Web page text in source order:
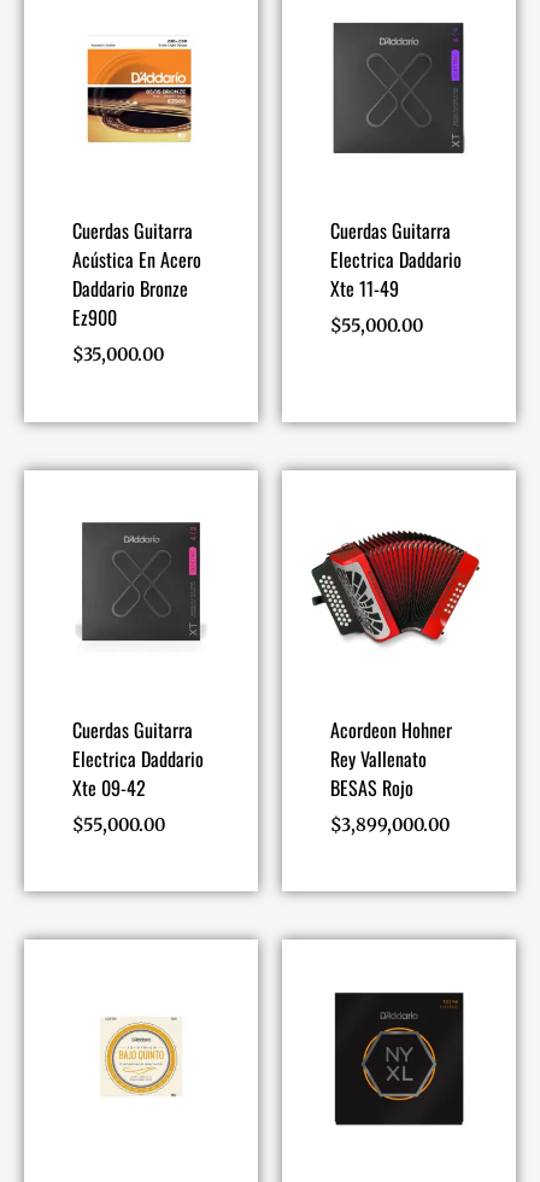
Cuerdas Guitarra
Acústica En Acero
Daddario Bronze
Ez900
$35,000.00
Cuerdas Guitarra
Electrica Daddario
Xte 11-49
$55,000.00
Cuerdas Guitarra
Electrica Daddario
Xte 09-42
$55,000.00
Acordeon Hohner
Rey Vallenato
BESAS Rojo
$3,899,000.00